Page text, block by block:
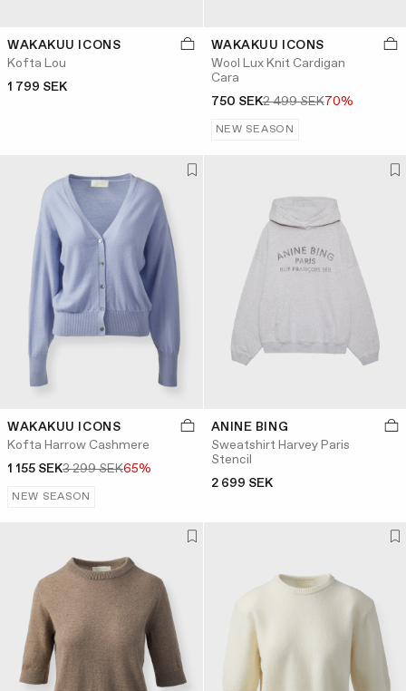
WAKAKUU ICONS
Kofta Lou
1 799 SEK
WAKAKUU ICONS
Wool Lux Knit Cardigan
Cara
750 SEK2 499 SEK70%
NEW SEASON
WAKAKUU ICONS
Kofta Harrow Cashmere
1 155 SEK3 299 SEK65%
NEW SEASON
ANINE BING
Sweatshirt Harvey Paris
Stencil
2 699 SEK